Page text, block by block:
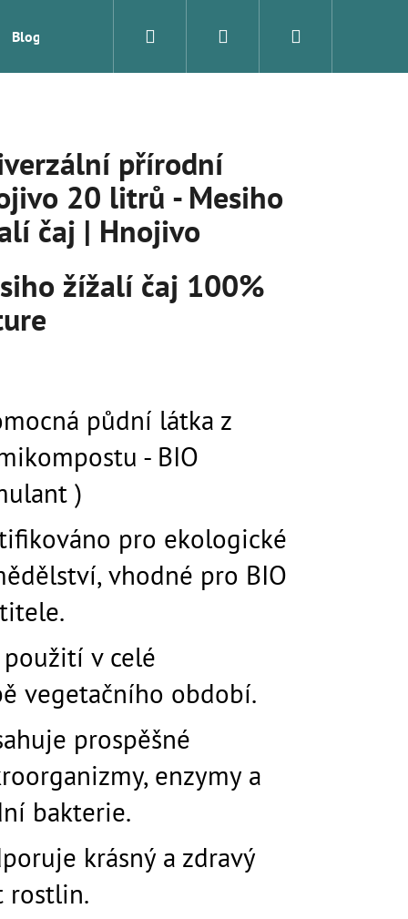
Blog Přihlášení
přírodní
20 litrů - Mesiho
čaj | Hnojivo
žížalí čaj 100%
půdní látka z
- BIO
)
pro ekologické
vhodné pro BIO
použití v celé
vegetačního období.
prospěšné
enzymy a
bakterie.
krásný a zdravý
rostlin.
S KOPŘIVOU A